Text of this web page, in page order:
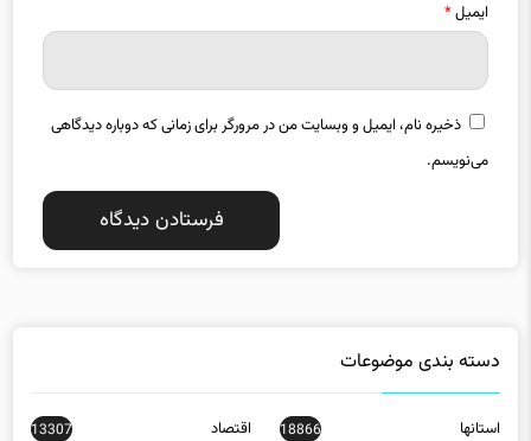
ذخیره نام، ایمیل و وبسایت من در مرورگر برای زمانی که دوباره دیدگاهی
می‌نویسم.
استانها